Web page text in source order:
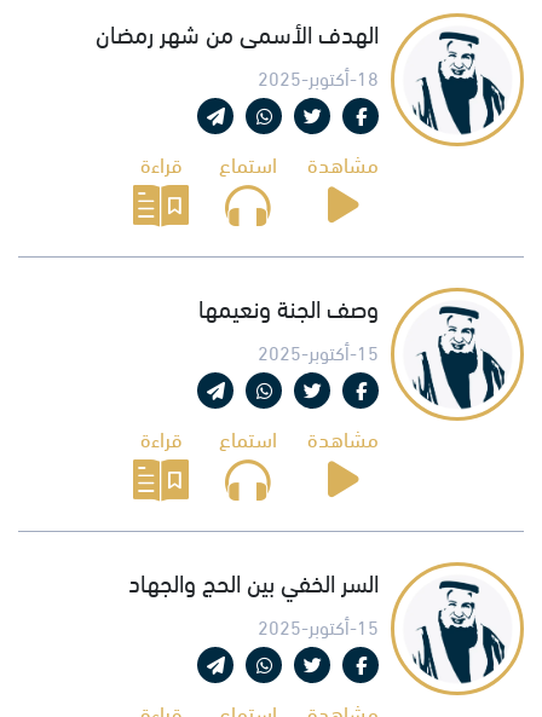
الهدف الأسمى من شهر رمضان
18-أكتوبر-2025
مشاهدة استماع قراءة
وصف الجنة ونعيمها
15-أكتوبر-2025
مشاهدة استماع قراءة
السر الخفي بين الحج والجهاد
15-أكتوبر-2025